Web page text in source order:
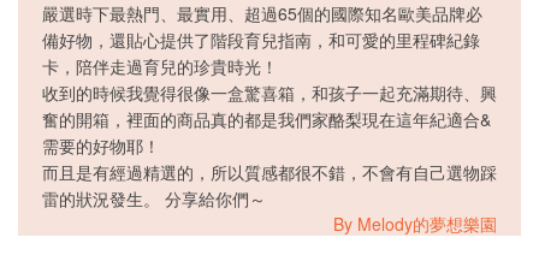
嚴選時下最熱門、最實用、超過65個的國際知名歐美品牌必
備好物，還貼心提供了階段育兒指南，和可愛的里程碑紀錄
卡，陪伴走過育兒的珍貴時光！
收到的時候我覺得很像一盒驚喜箱，和孩子一起充滿期待、興
奮的開箱，裡面的商品真的都是我們家酪梨現在這年紀適合&
需要的好物耶！
而且是有經過精選的，所以質感都很不錯，不會有自己選物踩
雷的狀況發生。 分享給你們～
By Melody的夢想樂園